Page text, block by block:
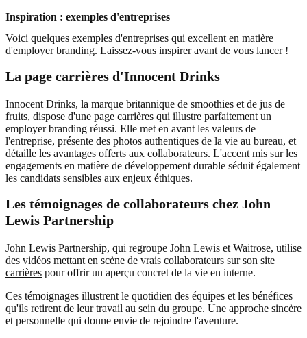
Inspiration : exemples d'entreprises
Voici quelques exemples d'entreprises qui excellent en matière
d'employer branding. Laissez-vous inspirer avant de vous lancer !
La page carrières d'Innocent Drinks
Innocent Drinks, la marque britannique de smoothies et de jus de
fruits, dispose d'une page carrières qui illustre parfaitement un
employer branding réussi. Elle met en avant les valeurs de
l'entreprise, présente des photos authentiques de la vie au bureau, et
détaille les avantages offerts aux collaborateurs. L'accent mis sur les
engagements en matière de développement durable séduit également
les candidats sensibles aux enjeux éthiques.
Les témoignages de collaborateurs chez John
Lewis Partnership
John Lewis Partnership, qui regroupe John Lewis et Waitrose, utilise
des vidéos mettant en scène de vrais collaborateurs surson site
carrières pour offrir un aperçu concret de la vie en interne.
Ces témoignages illustrent le quotidien des équipes et les bénéfices
qu'ils retirent de leur travail au sein du groupe. Une approche sincère
et personnelle qui donne envie de rejoindre l'aventure.